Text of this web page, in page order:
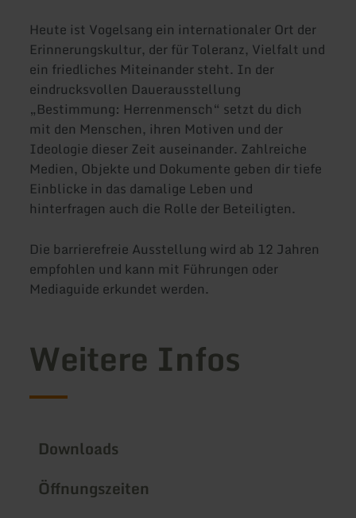
Heute ist Vogelsang ein internationaler Ort der
Erinnerungskultur, der für Toleranz, Vielfalt und
ein friedliches Miteinander steht. In der
eindrucksvollen Dauerausstellung
„Bestimmung: Herrenmensch“ setzt du dich
mit den Menschen, ihren Motiven und der
Ideologie dieser Zeit auseinander. Zahlreiche
Medien, Objekte und Dokumente geben dir tiefe
Einblicke in das damalige Leben und
hinterfragen auch die Rolle der Beteiligten.
Die barrierefreie Ausstellung wird ab 12 Jahren
empfohlen und kann mit Führungen oder
Mediaguide erkundet werden.
Weitere Infos
Downloads
Öffnungszeiten